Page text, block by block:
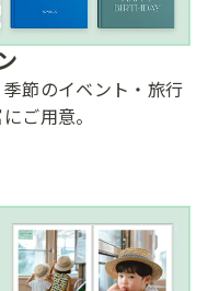
節のイベント・旅行
ご用意。